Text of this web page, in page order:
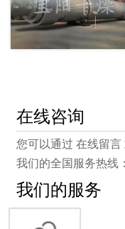
在线咨询
您可以通过 在线留
我们的全国服务热线：
我们的服务